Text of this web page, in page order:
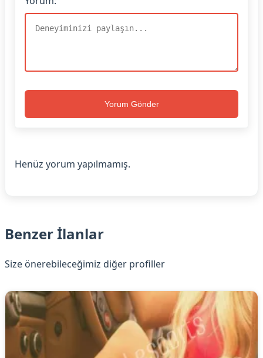
Yorum Gönder
Henüz yorum yapılmamış.
Benzer İlanlar
Size önerebileceğimiz diğer profiller